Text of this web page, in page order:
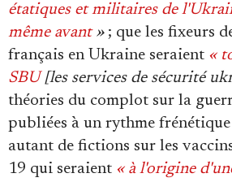
étatiques et militaires de
même avant»; que les fixeurs
français en Ukraine seraient «
SBU[les services de sécurité
théories du complot sur la
publiées à un rythme
autant de fictions sur les
19 qui seraient « à l'origine